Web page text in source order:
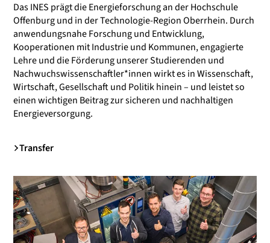
Das INES prägt die Energieforschung an der Hochschule
Offenburg und in der Technologie-Region Oberrhein. Durch
anwendungsnahe Forschung und Entwicklung,
Kooperationen mit Industrie und Kommunen, engagierte
Lehre und die Förderung unserer Studierenden und
Nachwuchswissenschaftler*innen wirkt es in Wissenschaft,
Wirtschaft, Gesellschaft und Politik hinein – und leistet so
einen wichtigen Beitrag zur sicheren und nachhaltigen
Energieversorgung.
Transfer